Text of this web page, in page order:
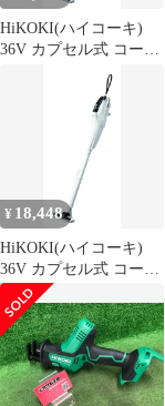
HiKOKI(ハイコーキ)
36V カプセル式 コード
レス掃除機 R36DB ペー
ルホワイト バッテリ
ー・充電器別売り ハン
ディ スティック クリー
ナー 紙パック不要 軽量
ハイパワー 強力吸引
R36DB(NN) 0
¥ 18,448
HiKOKI(ハイコーキ)
36V カプセル式 コード
レス掃除機 R36DB ペー
ルホワイト バッテリ
ー・充電器別売り ハン
ディ スティック クリー
ナー 紙パック不要 軽量
ハイパワー 強力吸引